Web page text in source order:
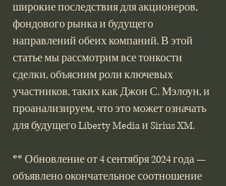
широкие последствия для акционеров,
фондового рынка и будущего
направлений обеих компаний. В этой
статье мы рассмотрим все тонкости
сделки, объясним роли ключевых
участников, таких как Джон С. Мэлоун, и
проанализируем, что это может означать
для будущего Liberty Media и Sirius XM.
** Обновление от 4 сентября 2024 года —
объявлено окончательное соотношение